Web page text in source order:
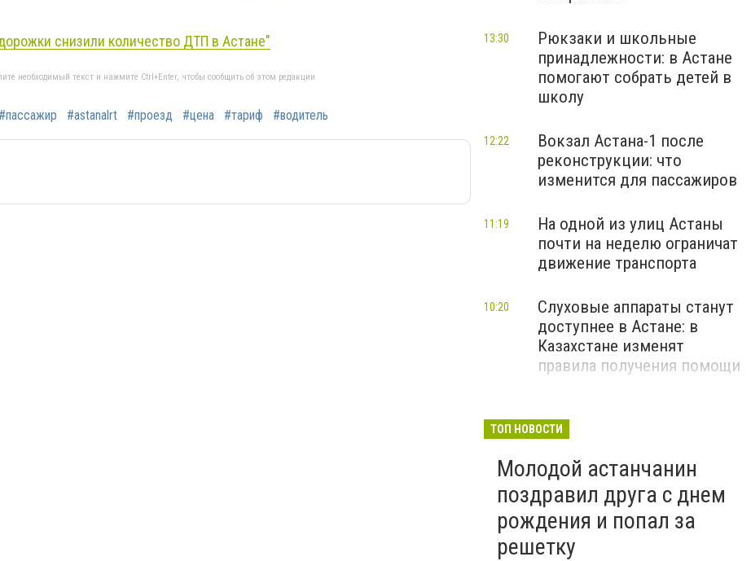
снизили количество ДТП в Астане"
необходимый текст и нажмите Ctrl+Enter, чтобы сообщить об этом редакции
#пассажир #astanalrt #проезд #цена #тариф #водитель
Рюкзаки и школьные
принадлежности: в Астане
помогают собрать детей в
школу
13:30
Вокзал Астана-1 после
реконструкции: что
изменится для пассажиров
12:22
На одной из улиц Астаны
почти на неделю ограничат
движение транспорта
11:19
Слуховые аппараты станут
доступнее в Астане: в
Казахстане изменят
правила получения помощи
10:20
ТОП НОВОСТИ
Молодой астанчанин
поздравил друга с днем
рождения и попал за
решетку